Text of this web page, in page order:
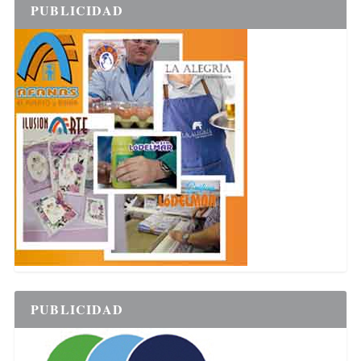
PUBLICIDAD
PUBLICIDAD